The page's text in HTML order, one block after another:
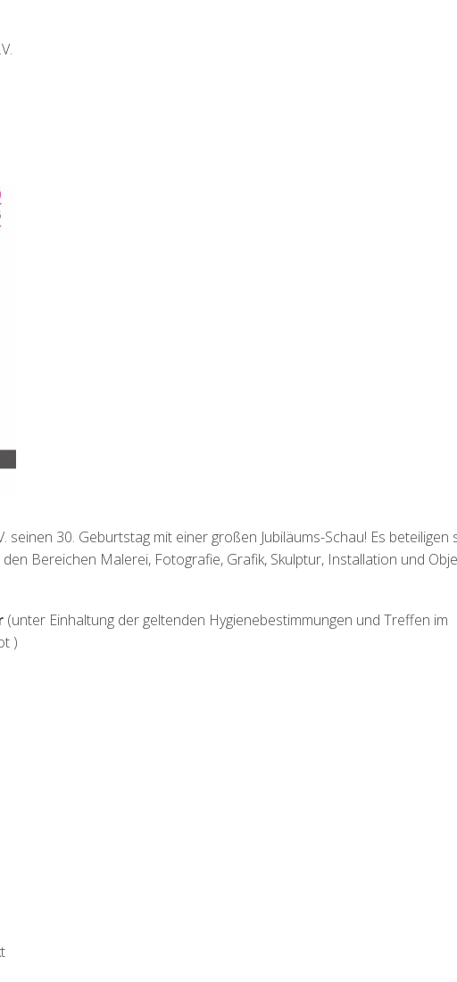
seinen 30. Geburtstag mit einer großen Jubiläums-Schau! Es beteiligen
Bereichen Malerei, Fotografie, Grafik, Skulptur, Installation und
(unter Einhaltung der geltenden Hygienebestimmungen und Treffen im
)